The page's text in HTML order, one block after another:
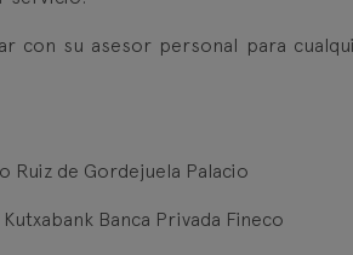
con su asesor personal para
Ruiz de Gordejuela Palacio
Banca Privada Fineco